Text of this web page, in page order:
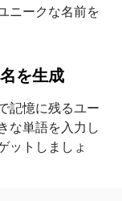
ニークな名前を
を生成
記憶に残るユー
な単語を入力し
ットしましょ